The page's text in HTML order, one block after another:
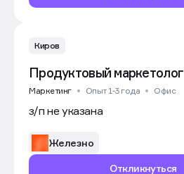
Киров
Продуктовый маркетолог
Маркетинг Опыт 1-3 года Офис
з/п не указана
Откликнуться
Железно